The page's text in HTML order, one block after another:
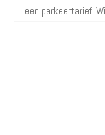
een parkeertarief.